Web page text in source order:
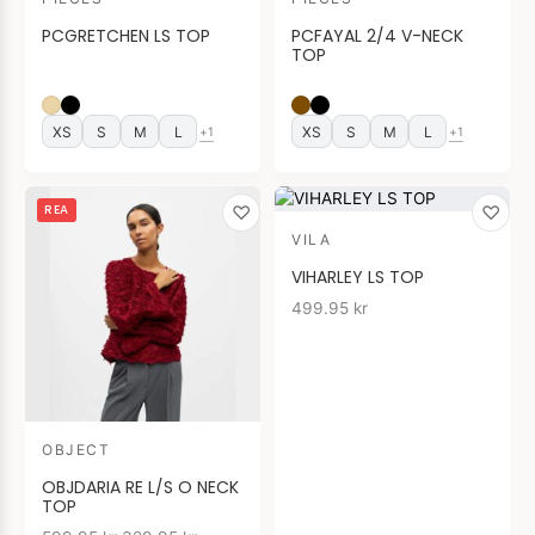
PCGRETCHEN LS TOP
XS S M L +1
PCFAYAL 2/4 V-NECK
TOP
XS S M L +1
♡
REA
OBJECT
OBJDARIA RE L/S O NECK
TOP
ursprungliga
priset
var:
599.95 kr.
nuvarande
♡
VILA
VIHARLEY LS TOP
499.95 kr